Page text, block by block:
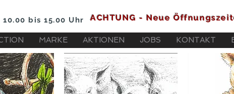
10.00 bis 15.00 UhrACHTUNG - Neue
MARKE AKTIONEN JOBS KONTAKT